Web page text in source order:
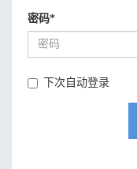
密码*
下次自动登录